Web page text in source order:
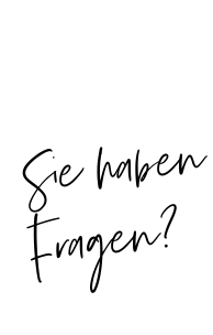
Sie
ha
be
n
Fra
ge
n?